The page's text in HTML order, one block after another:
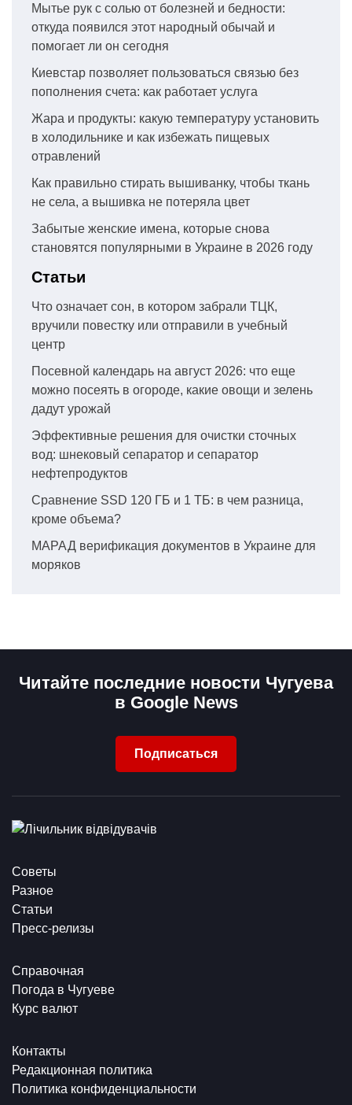
Мытье рук с солью от болезней и бедности:
откуда появился этот народный обычай и
помогает ли он сегодня
Киевстар позволяет пользоваться связью без
пополнения счета: как работает услуга
Жара и продукты: какую температуру установить
в холодильнике и как избежать пищевых
отравлений
Как правильно стирать вышиванку, чтобы ткань
не села, а вышивка не потеряла цвет
Забытые женские имена, которые снова
становятся популярными в Украине в 2026 году
Статьи
Что означает сон, в котором забрали ТЦК,
вручили повестку или отправили в учебный
центр
Посевной календарь на август 2026: что еще
можно посеять в огороде, какие овощи и зелень
дадут урожай
Эффективные решения для очистки сточных
вод: шнековый сепаратор и сепаратор
нефтепродуктов
Сравнение SSD 120 ГБ и 1 ТБ: в чем разница,
кроме объема?
МАРАД верификация документов в Украине для
моряков
Читайте последние новости Чугуева
в Google News
Подписаться
Советы
Разное
Статьи
Пресс-релизы
Справочная
Погода в Чугуеве
Курс валют
Контакты
Редакционная политика
Политика конфиденциальности